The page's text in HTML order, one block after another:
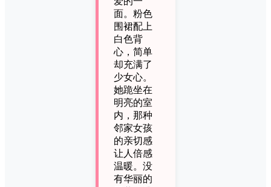
面。粉色
围裙配上
白色背
心，简单
却充满了
少女心。
她跪坐在
明亮的室
内，那种
邻家女孩
的亲切感
让人倍感
温暖。没
有华丽的